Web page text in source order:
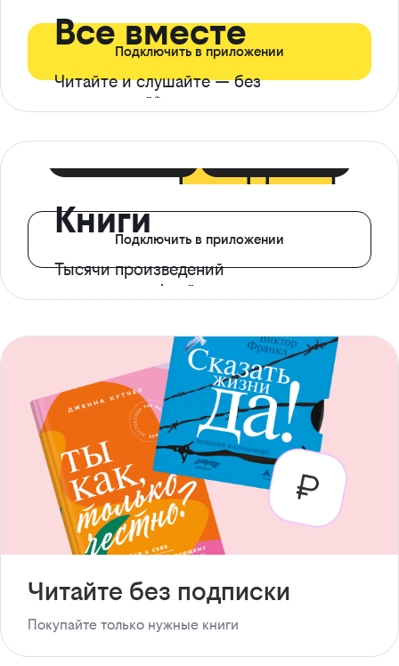
Все вместе
Читайте и слушайте — без
ограничений*
Подключить в приложении
Книги
Тысячи произведений
с доступом офлайн
Подключить в приложении
Читайте без подписки
Покупайте только нужные книги